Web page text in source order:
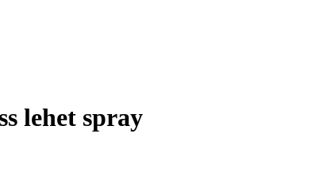
lehet spray